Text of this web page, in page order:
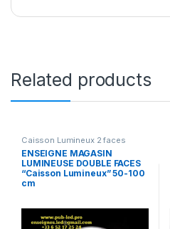
Related products
Caisson Lumineux 2 faces
ENSEIGNE MAGASIN
LUMINEUSE DOUBLE FACES
“Caisson Lumineux” 50-100
cm